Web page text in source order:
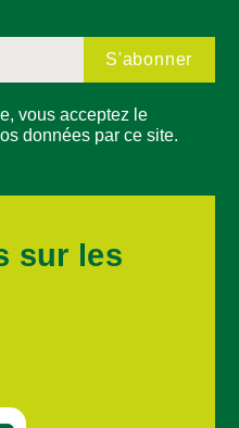
vous acceptez le
données par ce site.
sur les